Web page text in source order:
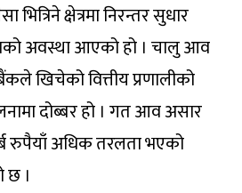
भित्रिने क्षेत्रमा निरन्तर सुधार
अवस्था आएको हो । चालु आव
खिचेको वित्तीय प्रणालीको
दोब्बर हो । गत आव असार
रुपैयाँ अधिक तरलता भएको
छ ।